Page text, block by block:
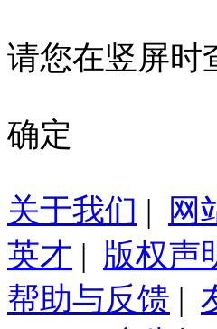
请您在竖屏时
确定
关于我们 | 网
英才 | 版权声
帮助与反馈 |